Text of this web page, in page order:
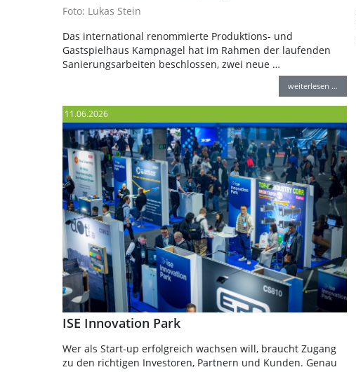
Foto: Lukas Stein
Das international renommierte Produktions- und
Gastspielhaus Kampnagel hat im Rahmen der laufenden
Sanierungsarbeiten beschlossen, zwei neue …
weiterlesen …
11.06.2026
ISE Innovation Park
Wer als Start-up erfolgreich wachsen will, braucht Zugang
zu den richtigen Investoren, Partnern und Kunden. Genau